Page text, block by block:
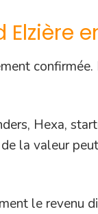
Hexa,
la valeur
le revenu